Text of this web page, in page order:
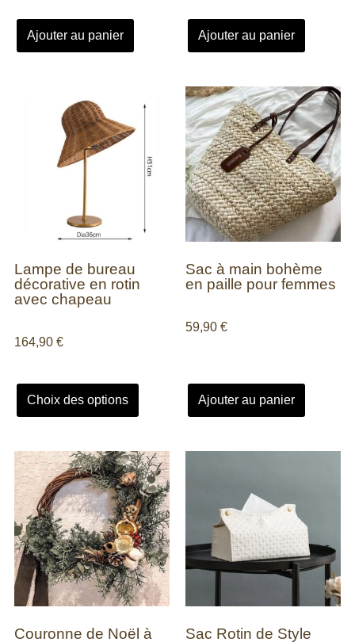
Ajouter au panier Ajouter au panier
Lampe de bureau
décorative en rotin
avec chapeau
164,90 €
Choix des options
Sac à main bohème
en paille pour femmes
59,90 €
Ajouter au panier
Couronne de Noël à
Sac Rotin de Style